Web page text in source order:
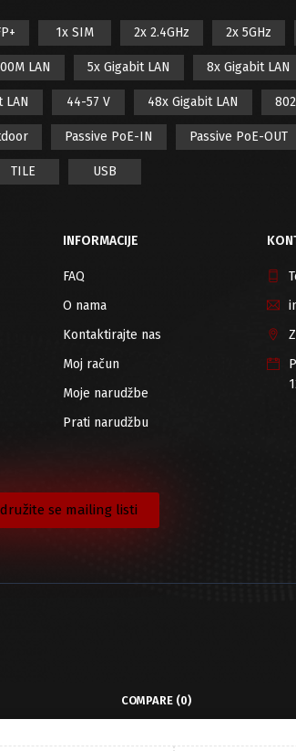
1x SIM 2x 2.4GHz 2x 5GHz
LAN 5x Gigabit LAN 8x Gigabit LAN
LAN 44-57 V 48x Gigabit LAN
Passive PoE-IN Passive PoE-OUT
TILE USB
INFORMACIJE
FAQ
O nama
Kontaktirajte nas
Moj račun
Moje narudžbe
Prati narudžbu
se mailing listi
COMPARE (0)